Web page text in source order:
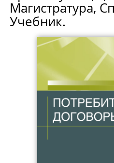
Магистратура,
Учебник.